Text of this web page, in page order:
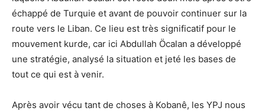
échappé de Turquie et avant de pouvoir continuer sur la
route vers le Liban. Ce lieu est très significatif pour le
mouvement kurde, car ici Abdullah Öcalan a développé
une stratégie, analysé la situation et jeté les bases de
tout ce qui est à venir.
Après avoir vécu tant de choses à Kobanê, les YPJ nous